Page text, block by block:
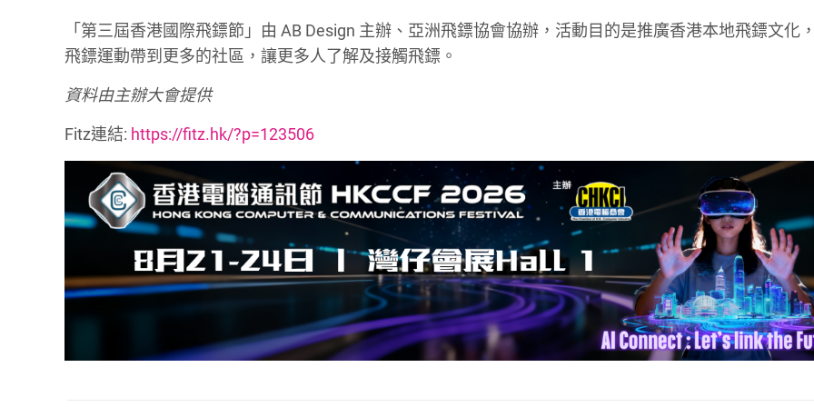
「第三屆香港國際飛鏢節」由 AB Design 主辦、亞洲飛鏢協會協辦，活動目的是推廣香港本地飛鏢文化
飛鏢運動帶到更多的社區，讓更多人了解及接觸飛鏢。
資料由主辦大會提供
Fitz連結: https://fitz.hk/?p=123506